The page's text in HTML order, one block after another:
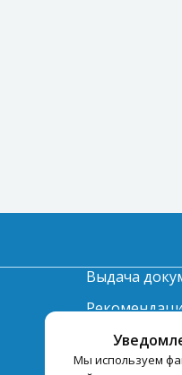
Мы используем
Выдача
Вопрос-
Счет и